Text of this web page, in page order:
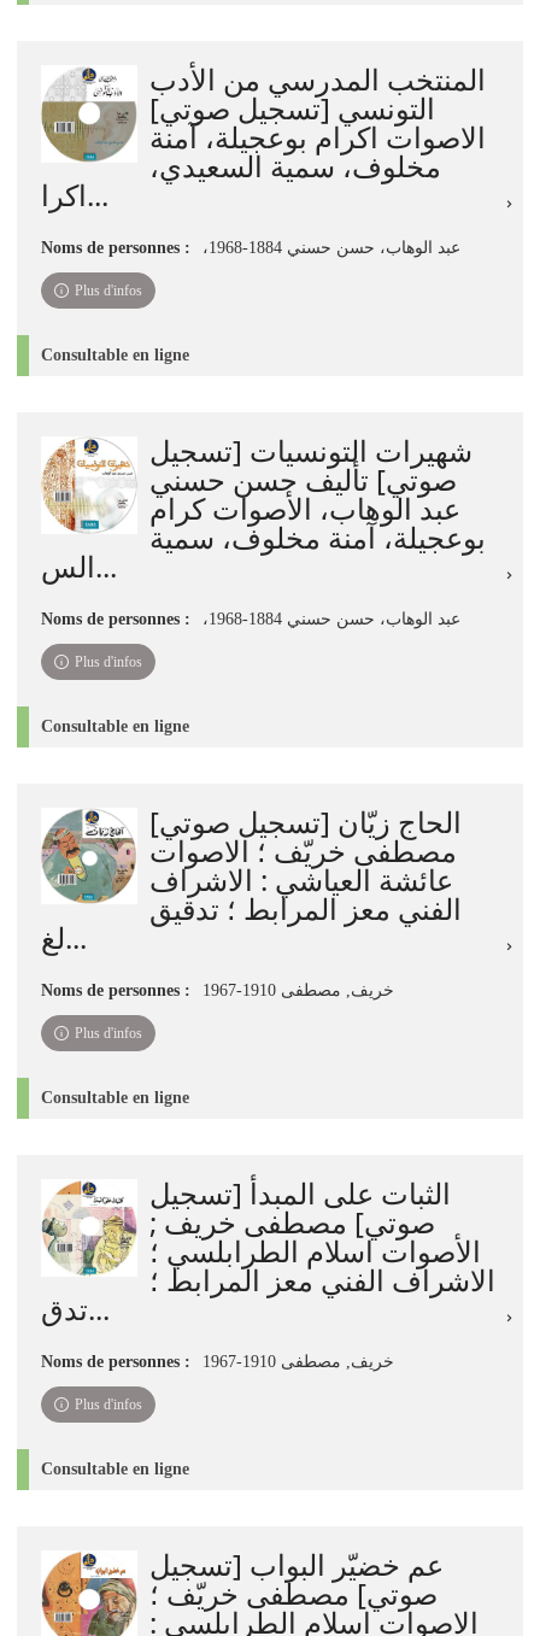
المنتخب المدرسي من الأدب
التونسي [تسجيل صوتي]
الاصوات اكرام بوعجيلة، آمنة
مخلوف، سمية السعيدي،
اكرا...
Noms de personnes : ،عبد الوهاب، حسن حسني 1884-1968
Plus d'infos
Consultable en ligne
شهيرات التونسيات [تسجيل
صوتي] تأليف حسن حسني
عبد الوهاب، الأصوات كرام
بوعجيلة، آمنة مخلوف، سمية
الس...
Noms de personnes : ،عبد الوهاب، حسن حسني 1884-1968
Plus d'infos
Consultable en ligne
الحاج زيّان [تسجيل صوتي]
مصطفى خريّف ؛ الاصوات
عائشة العياشي : الاشراف
الفني معز المرابط ؛ تدقيق
لغ...
Noms de personnes : خريف, مصطفى 1910-1967
Plus d'infos
Consultable en ligne
الثبات على المبدأ [تسجيل
صوتي] مصطفى خريف ;
الأصوات اسلام الطرابلسي ؛
الاشراف الفني معز المرابط ؛
تدق...
Noms de personnes : خريف, مصطفى 1910-1967
Plus d'infos
Consultable en ligne
عم خضيّر البواب [تسجيل
صوتي] مصطفى خريّف ؛
الاصوات اسلام الطرابلسي :